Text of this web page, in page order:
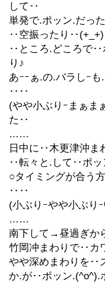
して‥
単発で.ポッン.だっ
‥空振ったり
‥ところ.どころで‥
り♪
あｰｰぁ.の.バラしｰ
‥‥
(やや小ぶりｰまぁま
た‥
……
日中に‥木更津沖ま
‥転々と.して‥ポッ
○タイミングが合う
‥‥
(小ぶりｰやや小ぶり
……
南下して→昼過ぎか
竹岡冲まわりで‥カ
やや深めまわりを‥
か.が‥ポッン.(^o^).